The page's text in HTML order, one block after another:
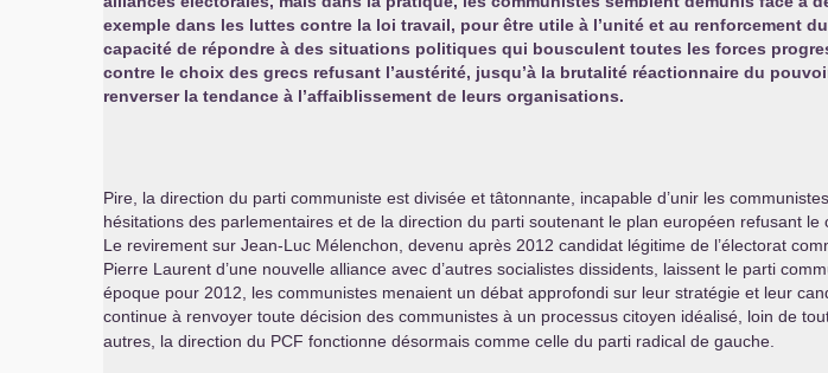
exemple dans les luttes contre la loi travail, pour être utile à l’unité et au renforcement
capacité de répondre à des situations politiques qui bousculent toutes les forces
contre le choix des grecs refusant l’austérité, jusqu’à la brutalité réactionnaire du
renverser la tendance à l’affaiblissement de leurs organisations.
Pire, la direction du parti communiste est divisée et tâtonnante, incapable d’unir les
hésitations des parlementaires et de la direction du parti soutenant le plan européen refusant
Le revirement sur Jean-Luc Mélenchon, devenu après 2012 candidat légitime de l’électorat
Pierre Laurent d’une nouvelle alliance avec d’autres socialistes dissidents, laissent le parti
époque pour 2012, les communistes menaient un débat approfondi sur leur stratégie et leur
continue à renvoyer toute décision des communistes à un processus citoyen idéalisé, loin de
autres, la direction du PCF fonctionne désormais comme celle du parti radical de gauche.